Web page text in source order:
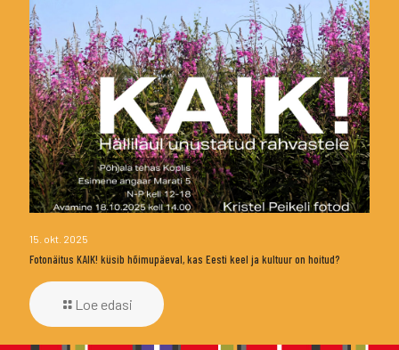
15. okt. 2025
Fotonäitus KAIK! küsib hõimupäeval, kas Eesti keel ja kultuur on hoitud?
Loe edasi